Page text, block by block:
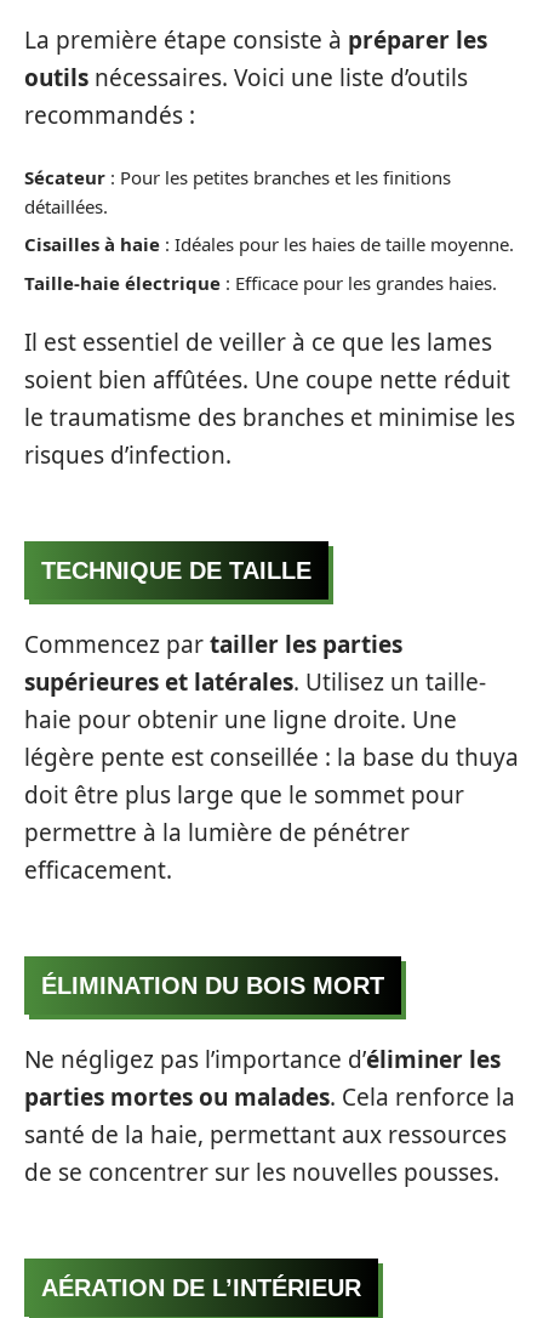
La première étape consiste à préparer les
outils nécessaires. Voici une liste d’outils
recommandés :
Sécateur : Pour les petites branches et les finitions
détaillées.
Cisailles à haie : Idéales pour les haies de taille moyenne.
Taille-haie électrique : Efficace pour les grandes haies.
Il est essentiel de veiller à ce que les lames
soient bien affûtées. Une coupe nette réduit
le traumatisme des branches et minimise les
risques d’infection.
TECHNIQUE DE TAILLE
Commencez partailler les parties
supérieures et latérales. Utilisez un taille-
haie pour obtenir une ligne droite. Une
légère pente est conseillée : la base du thuya
doit être plus large que le sommet pour
permettre à la lumière de pénétrer
efficacement.
ÉLIMINATION DU BOIS MORT
Ne négligez pas l’importance d’éliminer les
parties mortes ou malades. Cela renforce la
santé de la haie, permettant aux ressources
de se concentrer sur les nouvelles pousses.
AÉRATION DE L’INTÉRIEUR